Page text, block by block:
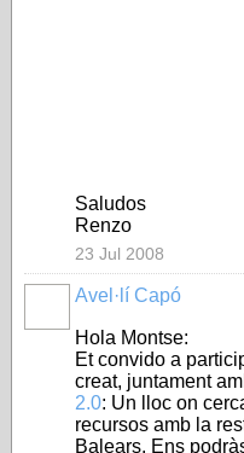
Saludos
Renzo
23 Jul 2008
Avel·lí Capó
Hola Montse:
Et convido a
creat, juntament
2.0: Un lloc on
recursos amb la
Balears. Ens